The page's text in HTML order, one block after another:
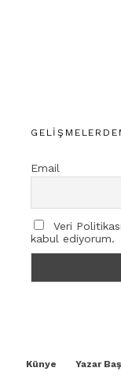
Email
Veri
kabul ediyorum.
Künye Yazar